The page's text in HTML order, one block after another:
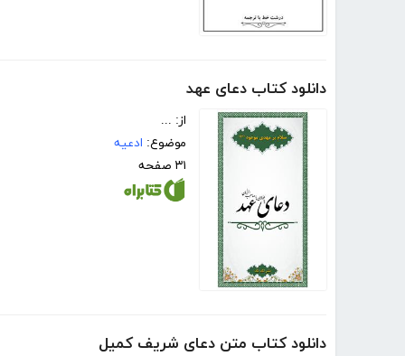
دانلود کتاب دعای عهد
از: ...
موضوع: ادعیه
۳۱ صفحه
دانلود کتاب متن دعای شریف کمیل